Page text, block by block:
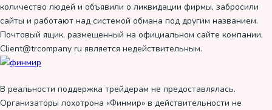
количество людей и объявили о ликвидации фирмы, забросили
сайты и работают над системой обмана под другим названием.
Почтовый ящик, размещенный на официальном сайте компании,
Client@trcompany ru является недействительным.
В реальности поддержка трейдерам не предоставлялась.
Организаторы лохотрона «Финмир» в действительности не